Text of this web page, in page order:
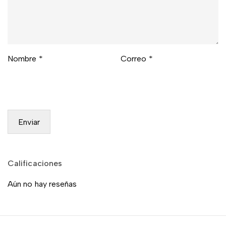
Nombre * Correo *
Calificaciones
Aún no hay reseñas